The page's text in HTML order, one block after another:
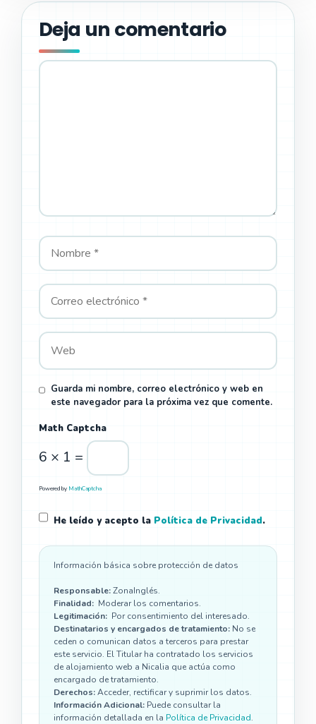
Deja un comentario
Comentario
Nombre
Correo
Web
Guarda mi nombre, correo electrónico y web en
este navegador para la próxima vez que comente.
Math Captcha
6 × 1 =
Powered by MathCaptcha
He leído y acepto la Política de Privacidad.
Información básica sobre protección de datos
Responsable:ZonaInglés.
Finalidad: Moderar los comentarios.
Legitimación: Por consentimiento del interesado.
Destinatarios y encargados de tratamiento: No se
ceden o comunican datos a terceros para prestar
este servicio. El Titular ha contratado los servicios
de alojamiento web a Nicalia que actúa como
encargado de tratamiento.
Derechos:Acceder, rectificar y suprimir los datos.
Información Adicional: Puede consultar la
información detallada en la Política de Privacidad.